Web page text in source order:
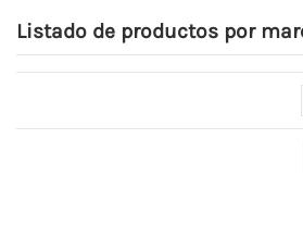
Listado de productos por